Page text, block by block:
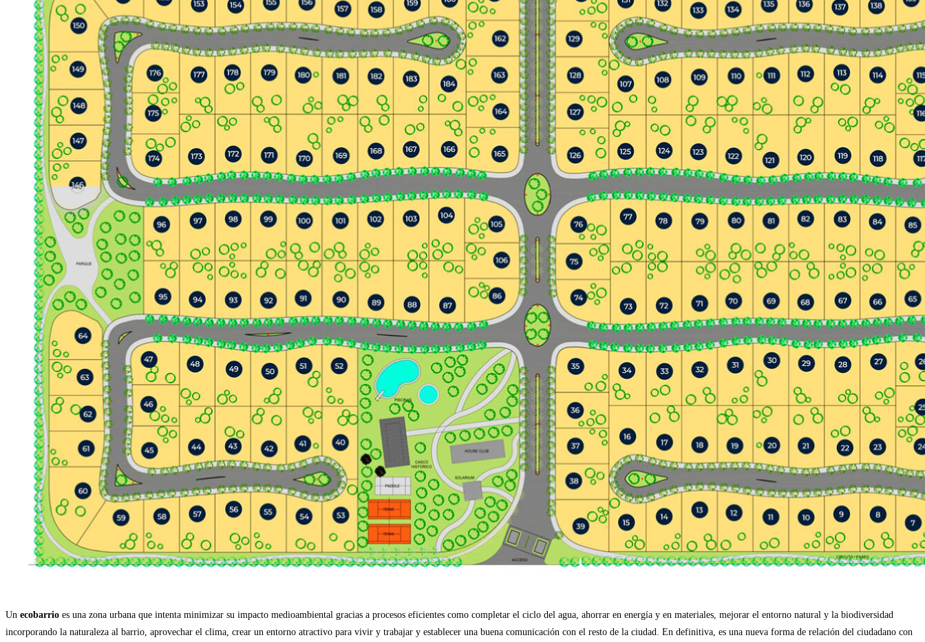
Un ecobarrio es una zona urbana que intenta minimizar su impacto medioambiental gracias a procesos eficientes como completar el ciclo del agua, ahorrar en energía y en materiales, mejorar el entorno natural y la biodiversidad
incorporando la naturaleza al barrio, aprovechar el clima, crear un entorno atractivo para vivir y trabajar y establecer una buena comunicación con el resto de la ciudad. En definitiva, es una nueva forma de relación del ciudadano con